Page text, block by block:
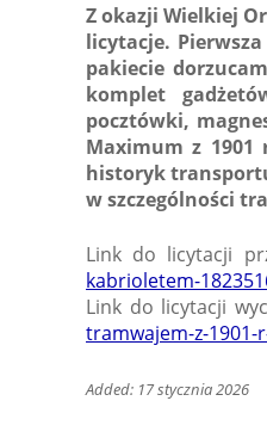
Z okazji Wielkiej
licytacje.
pakiecie
komplet
pocztówki,
Maximum z 1901
historyk
w szczególności
Link do licytacji
kabrioletem-
Link do licytacji
tramwajem-z-1901-
Added: 17 stycznia 2026